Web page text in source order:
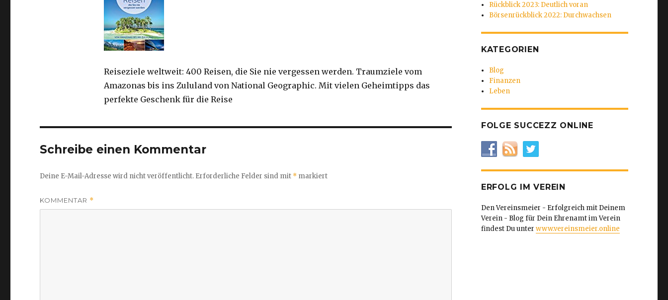
Reiseziele weltweit: 400 Reisen, die Sie nie vergessen werden. Traumziele vom
Amazonas bis ins Zululand von National Geographic. Mit vielen Geheimtipps das
perfekte Geschenk für die Reise
Schreibe einen Kommentar
Deine E-Mail-Adresse wird nicht veröffentlicht. Erforderliche Felder sind mit * markiert
KOMMENTAR *
Rückblick 2023: Deutlich voran
Börsenrückblick 2022: Durchwachsen
KATEGORIEN
Blog
Finanzen
Leben
FOLGE SUCCEZZ ONLINE
ERFOLG IM VEREIN
Den Vereinsmeier - Erfolgreich mit Deinem
Verein - Blog für Dein Ehrenamt im Verein
findest Du unter www.vereinsmeier.online